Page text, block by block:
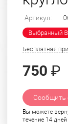
Артикул:
Выбранный
Бесплатная
750 ₽
Сообщить
Вы можете
течение 14 дней